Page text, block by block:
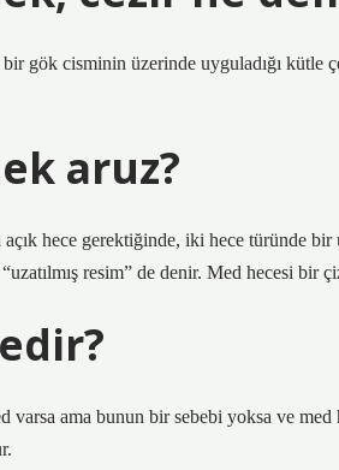
gök cisminin üzerinde uyguladığı kütle
aruz?
açık hece gerektiğinde, iki hece türünde
resim” de denir. Med hecesi bir
ama bunun bir sebebi yoksa ve med